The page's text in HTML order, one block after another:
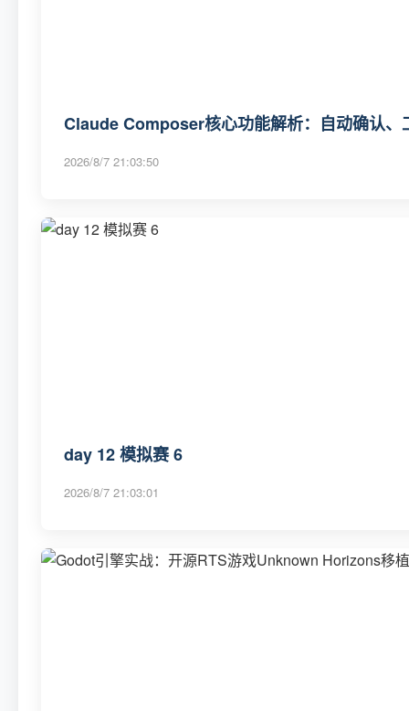
Claude Composer核心功能解析：自动确认、
2026/8/7 21:03:50
day 12 模拟赛 6
2026/8/7 21:03:01